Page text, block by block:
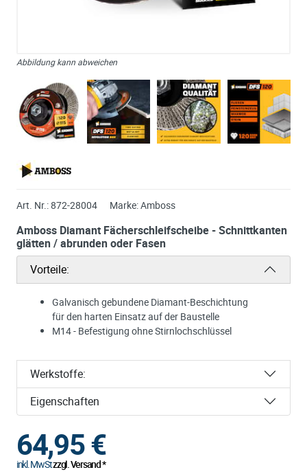
Abbildung kann abweichen
Art. Nr.:872-28004 Marke:Amboss
Amboss Diamant Fächerschleifscheibe - Schnittkanten
glätten / abrunden oder Fasen
Vorteile:
Galvanisch gebundene Diamant-Beschichtung
für den harten Einsatz auf der Baustelle
M14 - Befestigung ohne Stirnlochschlüssel
Werkstoffe:
Eigenschaften
64,95€
inkl. MwStzzgl. Versand *